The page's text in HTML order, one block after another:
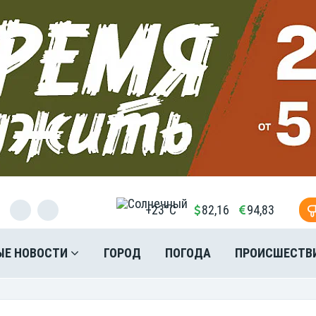
+23°C 82,16 94,83
НОВОСТИ ГОРОД ПОГОДА